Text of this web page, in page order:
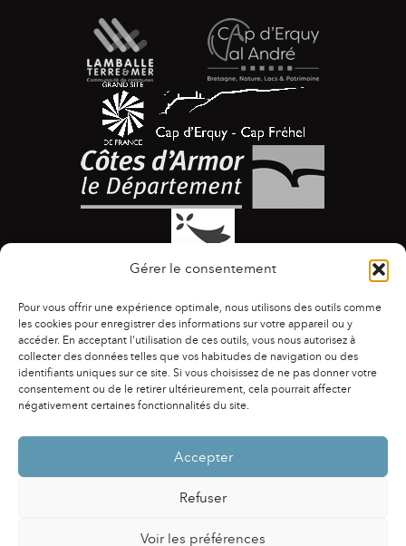
Gérer le consentement
Pour vous offrir une expérience optimale, nous utilisons des outils comme
les cookies pour enregistrer des informations sur votre appareil ou y
accéder. En acceptant l'utilisation de ces outils, vous nous autorisez à
collecter des données telles que vos habitudes de navigation ou des
identifiants uniques sur ce site. Si vous choisissez de ne pas donner votre
consentement ou de le retirer ultérieurement, cela pourrait affecter
négativement certaines fonctionnalités du site.
Accepter
Refuser
Voir les préférences
ACCESSIBILITÉ | AGENDA | ASSOCIATIONS
|
CONTACTS
PUBLICATIONS ESPACE PRESSE